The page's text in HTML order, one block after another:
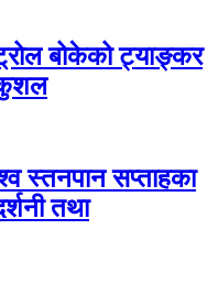
बोकेको ट्याङ्कर
स्तनपान सप्ताहका
तथा